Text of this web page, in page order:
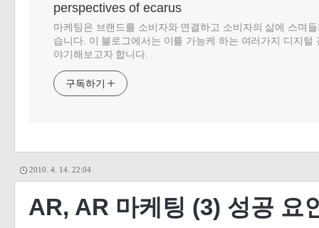
perspectives of ecarus
마케팅은 브랜드를 소비자와 연결하고 소비자의 삶에 스며
습니다. 이 블로그에서는 이를 가능케 하는 여러가지 디지털
야기해보고자 합니다.
구독하기
2010. 4. 14. 22:04
AR, AR 마케팅 (3) 성공 요